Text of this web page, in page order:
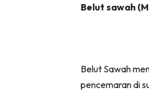
Belut sawah
Belut Sawah
pencemaran di